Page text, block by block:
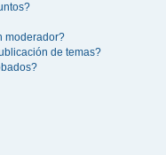
moderador?
de temas?